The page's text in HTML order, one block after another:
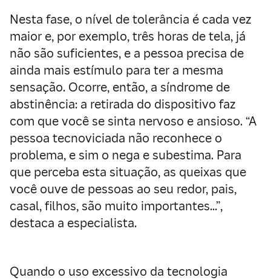
Nesta fase, o nível de tolerância é cada vez
maior e, por exemplo, três horas de tela, já
não são suficientes, e a pessoa precisa de
ainda mais estímulo para ter a mesma
sensação. Ocorre, então, a síndrome de
abstinência: a retirada do dispositivo faz
com que você se sinta nervoso e ansioso. “A
pessoa tecnoviciada não reconhece o
problema, e sim o nega e subestima. Para
que perceba esta situação, as queixas que
você ouve de pessoas ao seu redor, pais,
casal, filhos, são muito importantes…”,
destaca a especialista.
Quando o uso excessivo da tecnologia